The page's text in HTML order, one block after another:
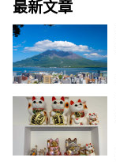
最新文章